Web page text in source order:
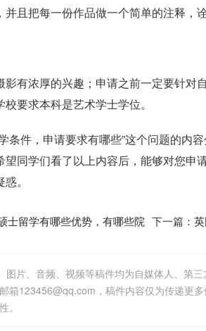
且把每一份作品做一个简单的注释，
有浓厚的兴趣；申请之前一定要针对
要求本科是艺术学士学位。
条件，申请要求有哪些”这个问题的内
同学们看了以上内容后，能够对您申
。
士留学有哪些优势，有哪些院 下一篇：
图片、音频、视频等稿件均为自媒体人、第
。